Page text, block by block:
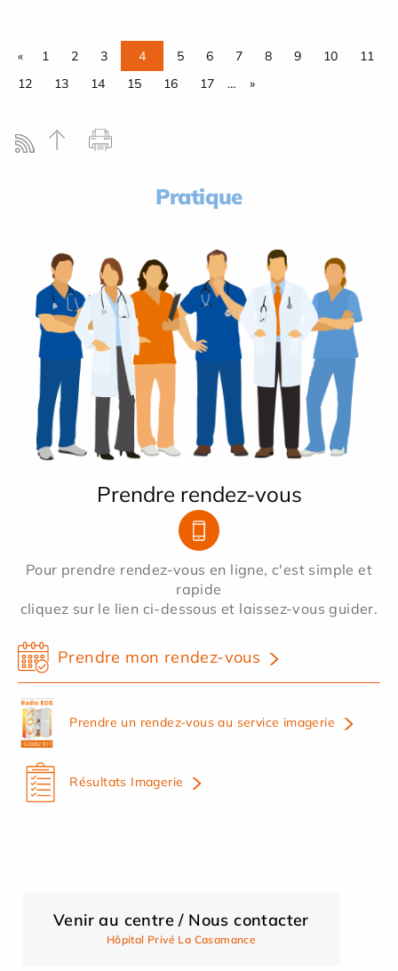
« 1 2 3 4 5 6 7 8 9 10
11
12
13 14 15 16 17 … »
Pratique
Prendre rendez-vous
Pour prendre rendez-vous en ligne, c'est simple et
rapide
cliquez sur le lien ci-dessous et laissez-vous guider.
Prendre mon rendez-vous
Prendre un rendez-vous au service imagerie
Résultats Imagerie
Venir au centre / Nous contacter
Hôpital Privé La Casamance